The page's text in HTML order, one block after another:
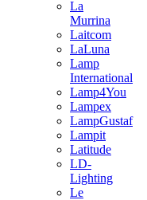
La
Murrina
Laitcom
LaLuna
Lamp
International
Lamp4You
Lampex
LampGustaf
Lampit
Latitude
LD-
Lighting
Le